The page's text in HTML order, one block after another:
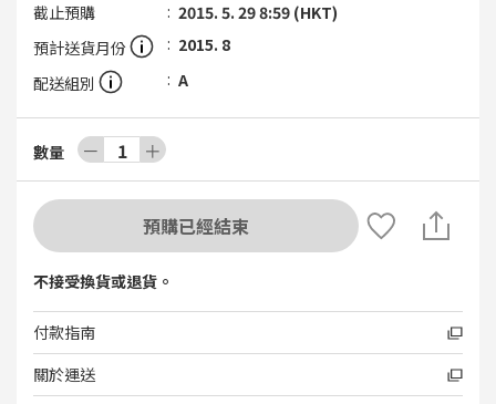
截止預購
2015. 5. 29 8:59 (HKT)
預計送貨月份
2015. 8
配送組別
A
數量 － 1 ＋
預購已經結束
不接受換貨或退貨。
付款指南
關於運送